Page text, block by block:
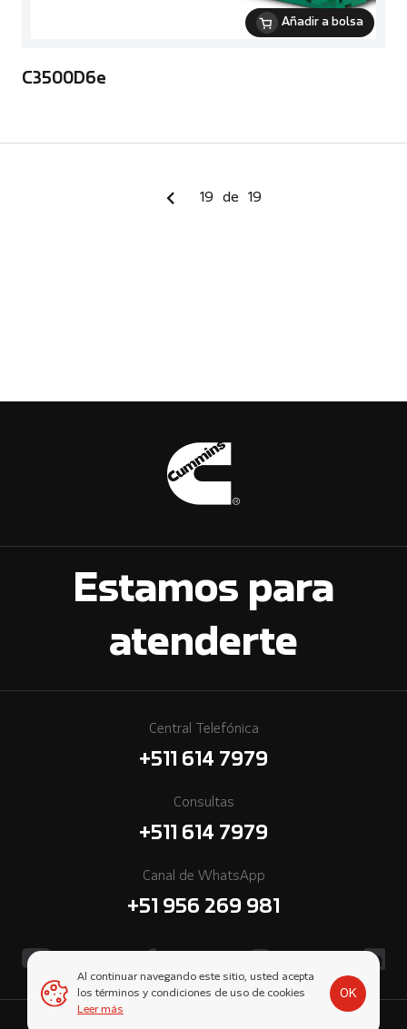
Añadir a bolsa
C3500D6e
19 de 19
Estamos para
atenderte
Central Telefónica
+511 614 7979
Consultas
+511 614 7979
Canal de WhatsApp
+51 956 269 981
Al continuar navegando este sitio, usted acepta
los términos y condiciones de uso de cookies
Leer más
OK